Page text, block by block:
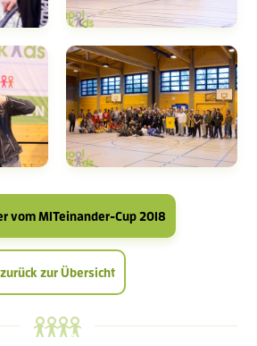
vom MITeinander-Cup 2018
zurück zur Übersicht